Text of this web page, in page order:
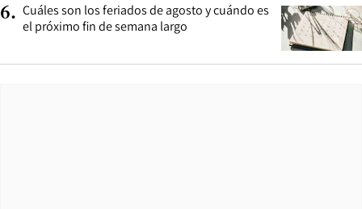
6. Cuáles son los feriados de agosto y cuándo es
el próximo fin de semana largo